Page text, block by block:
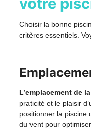
Choisir la bonne
critères essentiels.
L’emplacement de
praticité et le plaisir
positionner la piscine
du vent pour